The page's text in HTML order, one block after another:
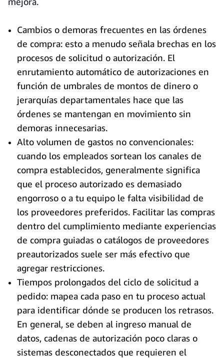
Cambios o demoras frecuentes en las órdenes
de compra: esto a menudo señala brechas en los
procesos de solicitud o autorización. El
enrutamiento automático de autorizaciones en
función de umbrales de montos de dinero o
jerarquías departamentales hace que las
órdenes se mantengan en movimiento sin
demoras innecesarias.
Alto volumen de gastos no convencionales:
cuando los empleados sortean los canales de
compra establecidos, generalmente significa
que el proceso autorizado es demasiado
engorroso o a tu equipo le falta visibilidad de
los proveedores preferidos. Facilitar las compras
dentro del cumplimiento mediante experiencias
de compra guiadas o catálogos de proveedores
preautorizados suele ser más efectivo que
agregar restricciones.
Tiempos prolongados del ciclo de solicitud a
pedido: mapea cada paso en tu proceso actual
para identificar dónde se producen los retrasos.
En general, se deben al ingreso manual de
datos, cadenas de autorización poco claras o
sistemas desconectados que requieren el